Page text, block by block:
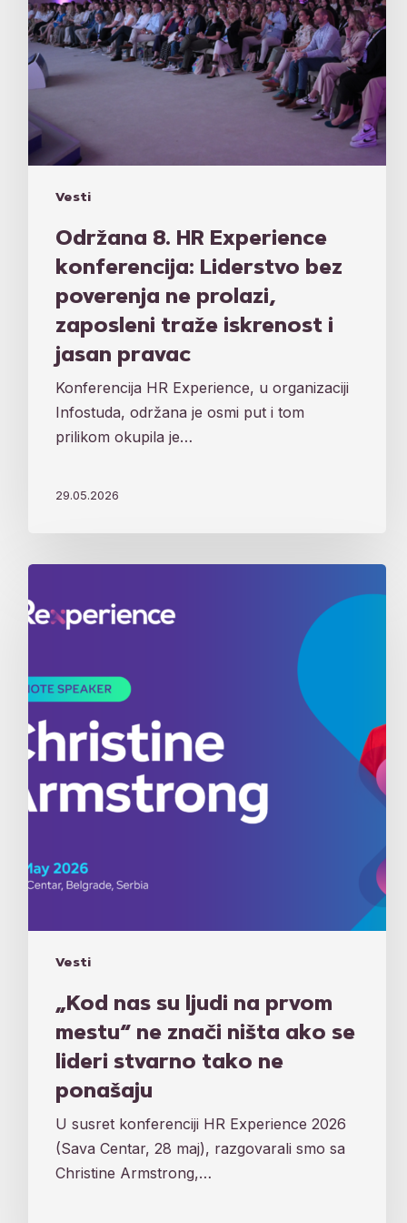
Vesti
prolazi,
zaposleni
traže
iskrenost
jasan
pravac
Održana 8. HR Experience
konferencija: Liderstvo bez
poverenja ne prolazi,
zaposleni traže iskrenost i
jasan pravac
Konferencija HR Experience, u organizaciji
Infostuda, održana je osmi put i tom
prilikom okupila je…
29.05.2026
Vesti
nas
su
prvom
mestu“
ne
znači
ništa
ako
lideri
stvarno
ne
ponašaju
„Kod nas su ljudi na prvom
mestu“ ne znači ništa ako se
lideri stvarno tako ne
ponašaju
U susret konferenciji HR Experience 2026
(Sava Centar, 28 maj), razgovarali smo sa
Christine Armstrong,…